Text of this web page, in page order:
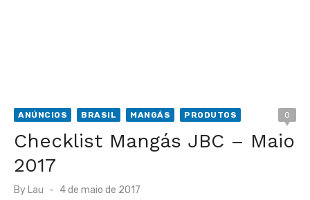
ANÚNCIOS BRASIL MANGÁS PRODUTOS 0
Checklist Mangás JBC – Maio
2017
By Lau
Posted
4 de maio de 2017